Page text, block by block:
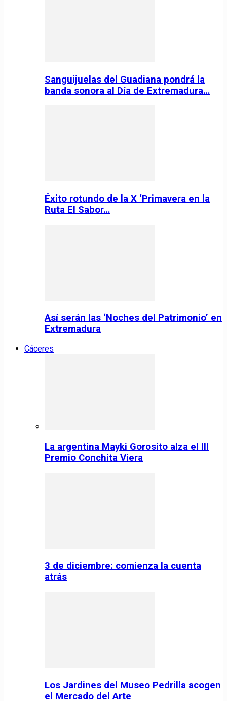
Sanguijuelas del Guadiana pondrá la
banda sonora al Día de Extremadura…
Éxito rotundo de la X ‘Primavera en la
Ruta El Sabor…
Así serán las ‘Noches del Patrimonio’ en
Extremadura
Cáceres
La argentina Mayki Gorosito alza el III
Premio Conchita Viera
3 de diciembre: comienza la cuenta
atrás
Los Jardines del Museo Pedrilla acogen
el Mercado del Arte